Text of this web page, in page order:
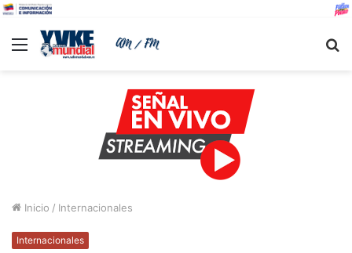
Menu
Inicio / Internacionales
Internacionales